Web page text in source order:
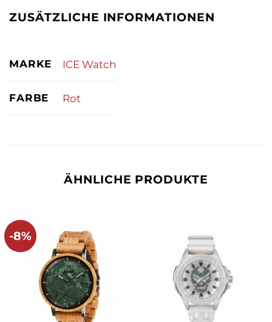
ZUSÄTZLICHE INFORMATIONEN
MARKE ICE Watch
FARBE Rot
ÄHNLICHE PRODUKTE
-8%